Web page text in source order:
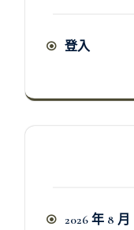
登入
2026 年 8 月